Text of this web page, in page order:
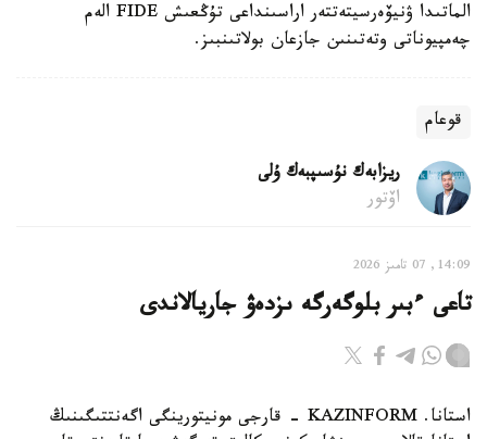
الماتىدا ۋنيۆەرسيتەتتەر اراسىنداعى تۇڭعىش FIDE الەم
چەمپيوناتى وتەتىنىن جازعان بولاتىنبىز.
قوعام
ريزابەك نۇسىپبەك ۇلى
اۆتور
14:09, 07 تامىز 2026
تاعى ءبىر بلوگەرگە ىزدەۋ جاريالاندى
استانا. KAZINFORM - قارجى مونيتورينگى اگەنتتىگىنىڭ